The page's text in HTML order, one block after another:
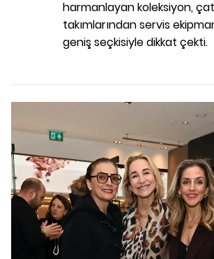
harmanlayan koleksiyon,
takımlarından servis
geniş seçkisiyle dikkat çekti.